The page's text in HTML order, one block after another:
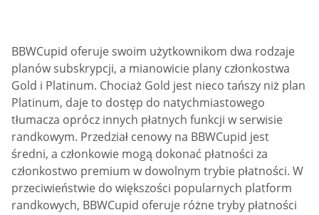
BBWCupid oferuje swoim użytkownikom dwa rodzaje
planów subskrypcji, a mianowicie plany członkostwa
Gold i Platinum. Chociaż Gold jest nieco tańszy niż plan
Platinum, daje to dostęp do natychmiastowego
tłumacza oprócz innych płatnych funkcji w serwisie
randkowym. Przedział cenowy na BBWCupid jest
średni, a członkowie mogą dokonać płatności za
członkostwo premium w dowolnym trybie płatności. W
przeciwieństwie do większości popularnych platform
randkowych, BBWCupid oferuje różne tryby płatności